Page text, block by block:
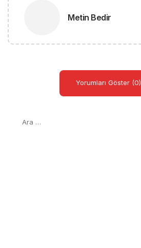
Metin Bedir
Yorumları Göster (0)